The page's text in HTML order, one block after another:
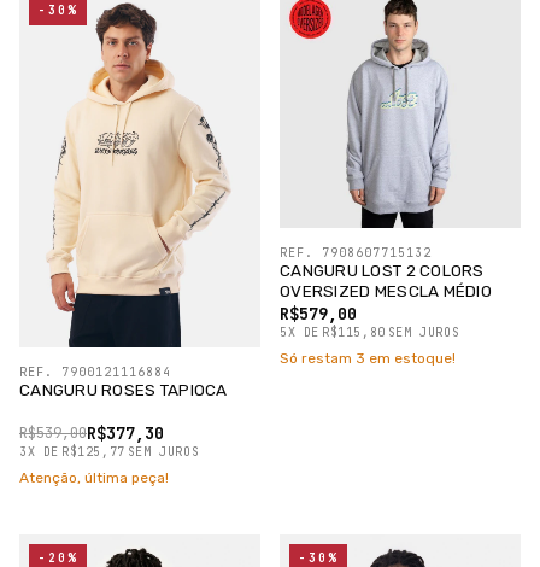
CANGURU ROSES TAPIOCA
R$377,30
R$539,00
3X DE R$125,77 SEM JUROS
REF. 7900121116884
-30%
Atenção, última peça!
CANGURU LOST 2 COLORS
OVERSIZED MESCLA MÉDIO
R$579,00
5X DE R$115,80 SEM JUROS
REF. 7908607715132
Só restam 3 em estoque!
-20% -30%